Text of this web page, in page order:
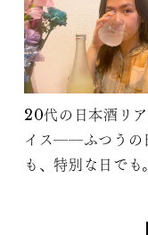
20代の日本酒リ
イス――ふつうの
も、特別な日でも